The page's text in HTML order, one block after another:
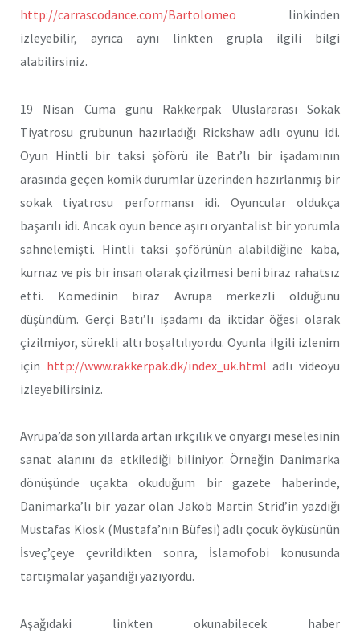
http://carrascodance.com/Bartolomeo linkinden
izleyebilir, ayrıca aynı linkten grupla ilgili bilgi
alabilirsiniz.
19 Nisan Cuma günü Rakkerpak Uluslararası Sokak
Tiyatrosu grubunun hazırladığı Rickshaw adlı oyunu idi.
Oyun Hintli bir taksi şöförü ile Batı’lı bir işadamının
arasında geçen komik durumlar üzerinden hazırlanmış bir
sokak tiyatrosu performansı idi. Oyuncular oldukça
başarılı idi. Ancak oyun bence aşırı oryantalist bir yorumla
sahnelemişti. Hintli taksi şoförünün alabildiğine kaba,
kurnaz ve pis bir insan olarak çizilmesi beni biraz rahatsız
etti. Komedinin biraz Avrupa merkezli olduğunu
düşündüm. Gerçi Batı’lı işadamı da iktidar öğesi olarak
çizilmiyor, sürekli altı boşaltılıyordu. Oyunla ilgili izlenim
için http://www.rakkerpak.dk/index_uk.html adlı videoyu
izleyebilirsiniz.
Avrupa’da son yıllarda artan ırkçılık ve önyargı meselesinin
sanat alanını da etkilediği biliniyor. Örneğin Danimarka
dönüşünde uçakta okuduğum bir gazete haberinde,
Danimarka’lı bir yazar olan Jakob Martin Strid’in yazdığı
Mustafas Kiosk (Mustafa’nın Büfesi) adlı çocuk öyküsünün
İsveç’çeye çevrildikten sonra, İslamofobi konusunda
tartışmalar yaşandığı yazıyordu.
Aşağıdaki linkten okunabilecek haber